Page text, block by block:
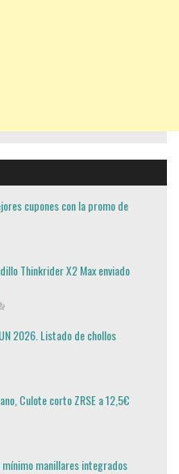
cupones con la promo de
Thinkrider X2 Max enviado
2026. Listado de chollos
Culote corto ZRSE a 12,5€
manillares integrados